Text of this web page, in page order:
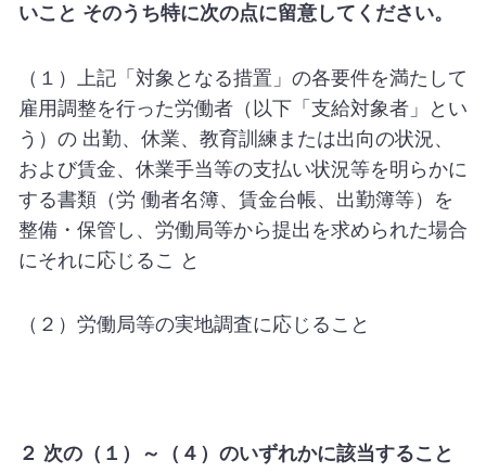
いこと そのうち特に次の点に留意してください。
（１）上記「対象となる措置」の各要件を満たして
雇用調整を行った労働者（以下「支給対象者」とい
う）の 出勤、休業、教育訓練または出向の状況、
および賃金、休業手当等の支払い状況等を明らかに
する書類（労 働者名簿、賃金台帳、出勤簿等）を
整備・保管し、労働局等から提出を求められた場合
にそれに応じるこ と
（２）労働局等の実地調査に応じること
２ 次の（１）～（４）のいずれかに該当すること